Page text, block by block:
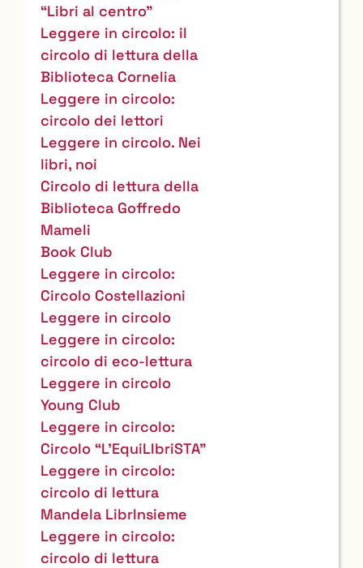
“Libri al centro”
Leggere in circolo: il
circolo di lettura della
Biblioteca Cornelia
Leggere in circolo:
circolo dei lettori
Leggere in circolo. Nei
libri, noi
Circolo di lettura della
Biblioteca Goffredo
Mameli
Book Club
Leggere in circolo:
Circolo Costellazioni
Leggere in circolo
Leggere in circolo:
circolo di eco-lettura
Leggere in circolo
Young Club
Leggere in circolo:
Circolo “L’EquiLIbriSTA”
Leggere in circolo:
circolo di lettura
Mandela LibrInsieme
Leggere in circolo:
circolo di lettura